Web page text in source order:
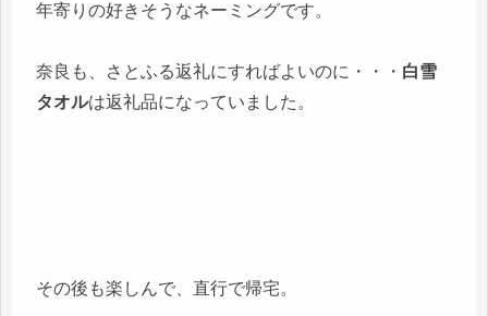
年寄りの好きそうなネーミングです。
奈良も、さとふる返礼にすればよいのに・・・ 白雪
タオルは返礼品になっていました。
その後も楽しんで、直行で帰宅。